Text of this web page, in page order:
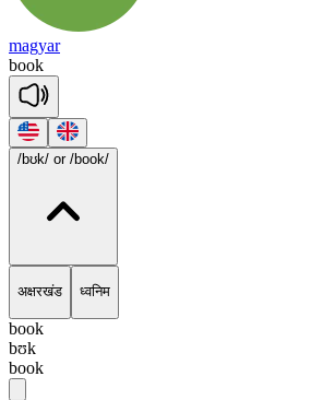
magyar
book
/bʊk/ or /book/
अक्षरखंड ध्वनिम
book
bʊk
book